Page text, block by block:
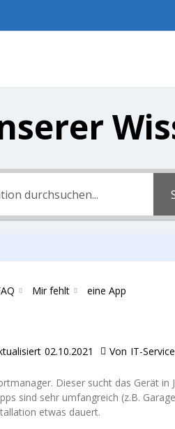
Mir fehlt eine App
02.10.2021 Von IT-
Dieser sucht das Gerät in
sind sehr umfangreich (z.B.
etwas dauert.